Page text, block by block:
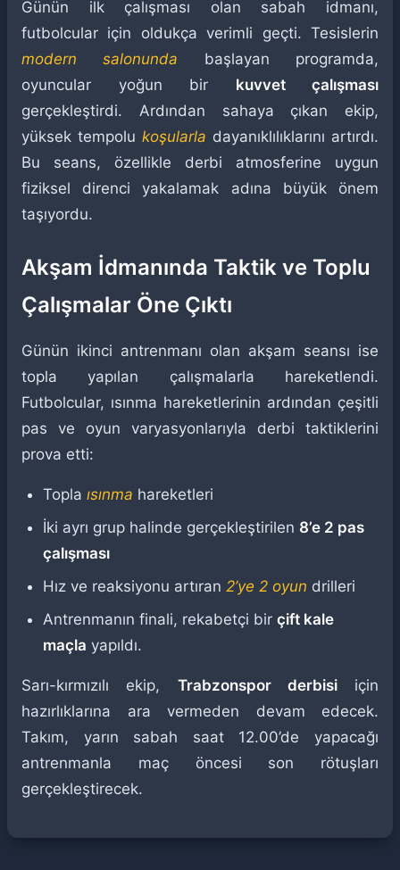
Günün ilk çalışması olan sabah idmanı,
futbolcular için oldukça verimli geçti. Tesislerin
modern salonunda başlayan programda,
oyuncular yoğun bir kuvvet çalışması
gerçekleştirdi. Ardından sahaya çıkan ekip,
yüksek tempolu koşularla dayanıklılıklarını artırdı.
Bu seans, özellikle derbi atmosferine uygun
fiziksel direnci yakalamak adına büyük önem
taşıyordu.
Akşam İdmanında Taktik ve Toplu
Çalışmalar Öne Çıktı
Günün ikinci antrenmanı olan akşam seansı ise
topla yapılan çalışmalarla hareketlendi.
Futbolcular, ısınma hareketlerinin ardından çeşitli
pas ve oyun varyasyonlarıyla derbi taktiklerini
prova etti:
Topla ısınma hareketleri
İki ayrı grup halinde gerçekleştirilen 8’e 2 pas
çalışması
Hız ve reaksiyonu artıran 2’ye 2 oyun drilleri
Antrenmanın finali, rekabetçi bir çift kale
maçla yapıldı.
Sarı-kırmızılı ekip, Trabzonspor derbisiiçin
hazırlıklarına ara vermeden devam edecek.
Takım, yarın sabah saat 12.00’de yapacağı
antrenmanla maç öncesi son rötuşları
gerçekleştirecek.